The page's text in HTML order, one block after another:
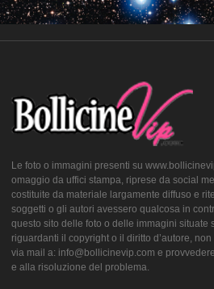
Le foto o immagini presenti su
omaggio da uffici stampa, riprese da social
costituite da materiale largamente diffuso e
soggetti o gli autori avessero qualcosa in
questo sito delle foto o delle immagini situate
riguardanti il copyright o il diritto d’autore,
via mail a: info@bollicinevip.com e
e alla risoluzione del problema.